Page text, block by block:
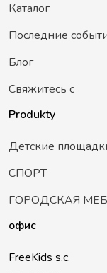
Каталог
Последние
Блог
Свяжитесь с
Produkty
Детские
СПОРТ
ГОРОДСКАЯ
офис
FreeKids s.c.